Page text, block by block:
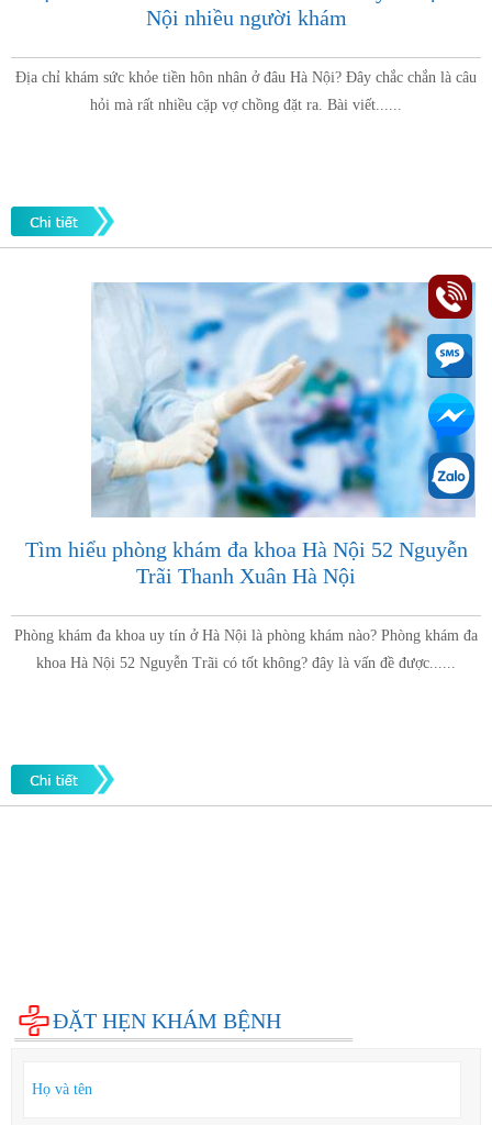
Nội nhiều người khám
Địa chỉ khám sức khỏe tiền hôn nhân ở đâu Hà Nội? Đây chắc chắn là câu
hỏi mà rất nhiều cặp vợ chồng đặt ra. Bài viết......
Tìm hiểu phòng khám đa khoa Hà Nội 52 Nguyễn
Trãi Thanh Xuân Hà Nội
Phòng khám đa khoa uy tín ở Hà Nội là phòng khám nào? Phòng khám đa
khoa Hà Nội 52 Nguyễn Trãi có tốt không? đây là vấn đề được......
ĐẶT HẸN KHÁM BỆNH